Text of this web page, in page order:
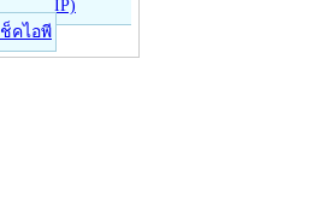
ช็คไอพี